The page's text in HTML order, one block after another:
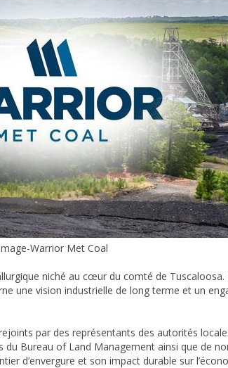
Warrior Met Coal
niché au cœur du comté de Tuscaloosa.
une vision industrielle de long terme et un
par des représentants des autorités
Bureau of Land Management ainsi que de
d’envergure et son impact durable sur